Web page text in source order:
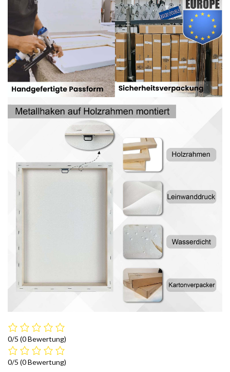
0/5 (0 Bewertung)
0/5 (0 Bewertung)